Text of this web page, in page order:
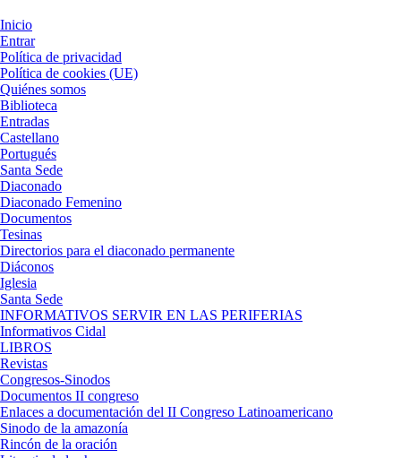
Menú
Inicio
Entrar
Política de privacidad
Política de cookies (UE)
Quiénes somos
Biblioteca
Entradas
Castellano
Portugués
Santa Sede
Diaconado
Diaconado Femenino
Documentos
Tesinas
Directorios para el diaconado permanente
Diáconos
Iglesia
Santa Sede
INFORMATIVOS SERVIR EN LAS PERIFERIAS
Informativos Cidal
LIBROS
Revistas
Congresos-Sinodos
Documentos II congreso
Enlaces a documentación del II Congreso Latinoamericano
Sinodo de la amazonía
Rincón de la oración